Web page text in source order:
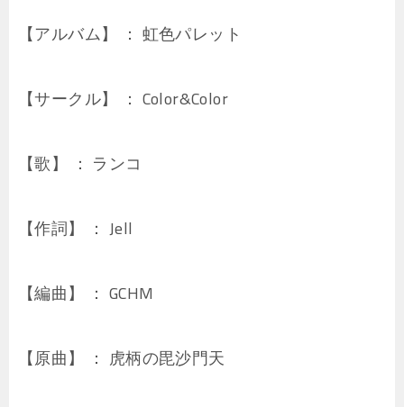
【アルバム】 ： 虹色パレット
【サークル】 ： Color&Color
【歌】 ： ランコ
【作詞】 ： Jell
【編曲】 ： GCHM
【原曲】 ： 虎柄の毘沙門天